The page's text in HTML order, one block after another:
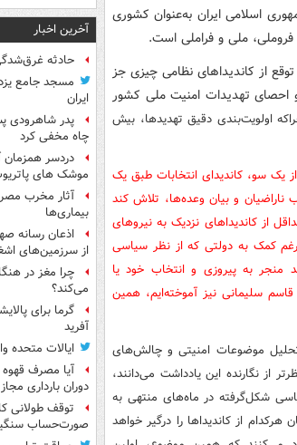
اسلامی ایران به‌عنوان کشوری
ملی و فراملی است.
توقع از کاندیداهای نظامی چیزی جز
احصای تهدیدات امنیت ملی کشور
اولویت‌بندی دقیق تهدیدها، بیش
از یک سو، کاندیدای انتخابات طبق یک
و بیان وعده‌ها، تلاش کند
سوی دیگر، حداقل از کاندیداهای نزدیک به نیروهای
کمک به دولتی که از نظر سیاسی
منجر به پیروزی و انتخاب خود یا
سلیمانی نیز آموخته‌ایم، همین
تحلیل موضوعات امنیتی و چالش‌های
از نگارنده این یادداشت می‌دانند،
شکل‌گرفته در ماه‌های منتهی به
از کاندیداها را درگیر خواهد
آخرین اخبار
حادثه غرق‌شدگی در
مسجد جامع
ایران
پدر شاهرودی
چاه مخفی کرد
دردسر همزمان
موشک های
آثار مخرب
بیماری‌ها
اذعان رسانه
از سرزمین‌های
چرا مغز در
می‌کند؟
گرما برای
آفرید
ایالات متحده
آیا مصرف قهوه
دوران بارداری
توقف طولانی
صورت‌حساب